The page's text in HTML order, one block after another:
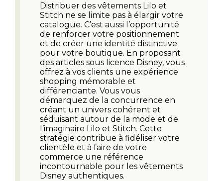
Distribuer des vêtements Lilo et
Stitch ne se limite pas à élargir votre
catalogue. C’est aussi l’opportunité
de renforcer votre positionnement
et de créer une identité distinctive
pour votre boutique. En proposant
des articles sous licence Disney, vous
offrez à vos clients une expérience
shopping mémorable et
différenciante. Vous vous
démarquez de la concurrence en
créant un univers cohérent et
séduisant autour de la mode et de
l’imaginaire Lilo et Stitch. Cette
stratégie contribue à fidéliser votre
clientèle et à faire de votre
commerce une référence
incontournable pour les vêtements
Disney authentiques.